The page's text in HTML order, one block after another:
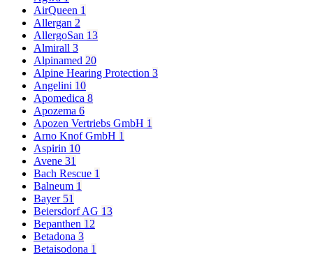
AirQueen 1
Allergan 2
AllergoSan 13
Almirall 3
Alpinamed 20
Alpine Hearing Protection 3
Angelini 10
Apomedica 8
Apozema 6
Apozen Vertriebs GmbH 1
Arno Knof GmbH 1
Aspirin 10
Avene 31
Bach Rescue 1
Balneum 1
Bayer 51
Beiersdorf AG 13
Bepanthen 12
Betadona 3
Betaisodona 1